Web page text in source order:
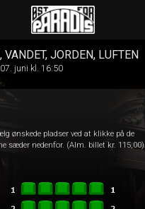
Øst for Paradis
VANDET, JORDEN, LUFTEN
juni kl. 16:50
ønskede pladser ved at klikke på de
sæder nedenfor. (Alm. billet kr. 115,00)
front05-temp 050917